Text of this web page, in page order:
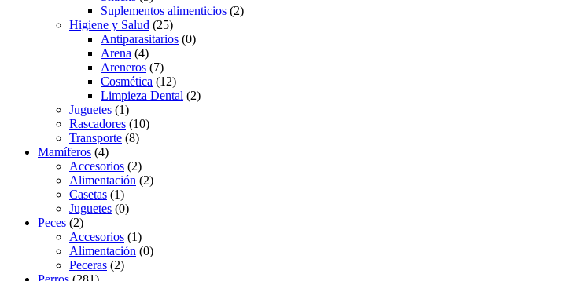
Suplementos alimenticios (2)
Higiene y Salud (25)
Antiparasitarios (0)
Arena (4)
Areneros (7)
Cosmética (12)
Limpieza Dental (2)
Juguetes (1)
Rascadores (10)
Transporte (8)
Mamíferos (4)
Accesorios (2)
Alimentación (2)
Casetas (1)
Juguetes (0)
Peces (2)
Accesorios (1)
Alimentación (0)
Peceras (2)